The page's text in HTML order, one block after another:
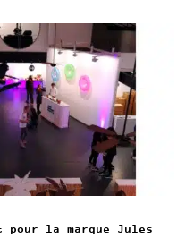
pour la marque Jules